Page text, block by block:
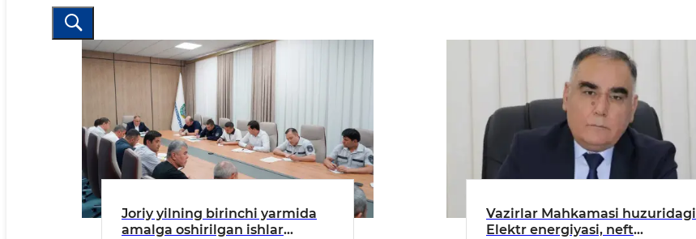
Joriy yilning birinchi yarmida
amalga oshirilgan ishlar
Vazirlar Mahkamasi huzuridagi
Elektr energiyasi, neft